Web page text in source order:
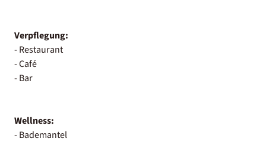
Verpflegung:
- Restaurant
- Café
- Bar
Wellness:
- Bademantel